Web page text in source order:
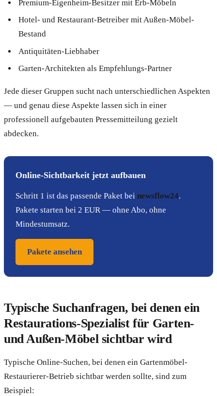
Premium-Eigenheim-Besitzer mit Erb-Möbeln
Hotel- und Restaurant-Betreiber mit Außen-Möbel-
Bestand
Antiquitäten-Liebhaber
Garten-Architekten als Empfehlungs-Partner
Jede dieser Gruppen sucht nach unterschiedlichen Aspekten
— und genau diese Aspekte lassen sich in einer
professionell aufgebauten Pressemitteilung gezielt
abdecken.
Online-Sichtbarkeit jetzt aufbauen
Schritt 1 ist das passende Paket bei newsflow24.
Pakete starten bei 2 EUR — ohne Abo, ohne
Mindestumsatz.
Pakete ansehen
Typische Suchanfragen, bei denen ein
Restaurations-Spezialist für Garten-
und Außen-Möbel sichtbar wird
Typische Online-Suchen, bei denen ein Gartenmöbel-
Restaurierer-Betrieb sichtbar werden sollte, sind zum
Beispiel: